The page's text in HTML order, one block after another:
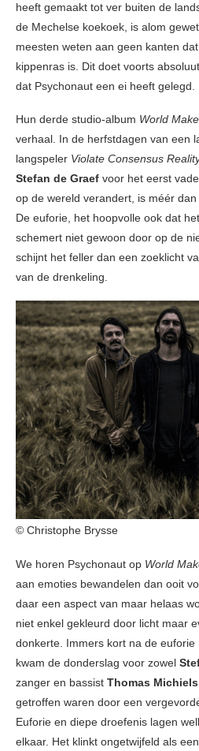
heeft gemaakt tot ver buiten de
de Mechelse koekoek, is alom
meesten weten aan geen kanten
kippenras is. Dit doet voorts
dat Psychonaut een ei heeft gelegd.
Hun derde studio-album World
verhaal. In de herfstdagen van een
langspeler Violate Consensus
Stefan de Graef voor het eerst
op de wereld verandert, is méér
De euforie, het hoopvolle ook dat
schemert niet gewoon door op de
schijnt het feller dan een zoeklicht
van de drenkeling.
© Christophe Brysse
We horen Psychonaut op World
aan emoties bewandelen dan ooit
daar een aspect van maar helaas
niet enkel gekleurd door licht maar
donkerte. Immers kort na de euforie
kwam de donderslag voor zowel
zanger en bassist Thomas Michiels
getroffen waren door een
Euforie en diepe droefenis lagen
elkaar. Het klinkt ongetwijfeld als